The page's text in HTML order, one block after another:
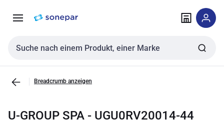
NavigationInhalt
Sucheingabe
Breadcrumb anzeigen
U-GROUP SPA - UGU0RV20014-44